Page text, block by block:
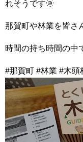
れそうです🌞
那賀町や林業を皆さ
時間の持ち時間の中
#那賀町 #林業 #木頭